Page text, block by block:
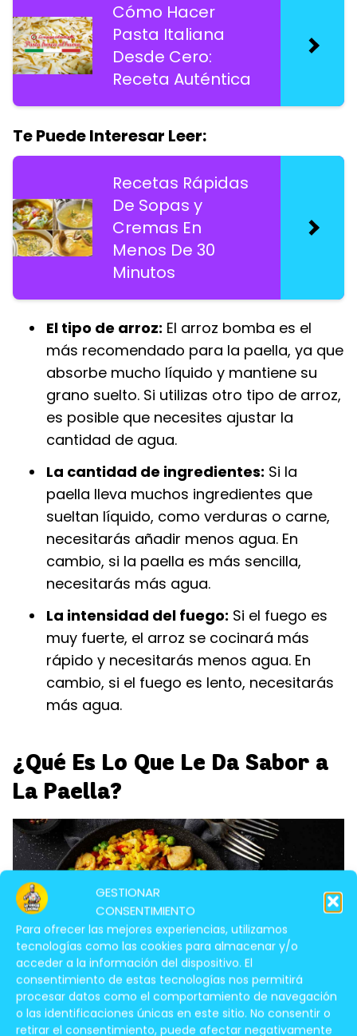
GESTIONAR
CONSENTIMIENTO
Para ofrecer las mejores experiencias, utilizamos
tecnologías como las cookies para almacenar y/o
acceder a la información del dispositivo. El
consentimiento de estas tecnologías nos permitirá
procesar datos como el comportamiento de navegación
o las identificaciones únicas en este sitio. No consentir o
retirar el consentimiento, puede afectar negativamente
Cómo Hacer
Pasta Italiana
Desde Cero:
Receta Auténtica
Te Puede Interesar Leer:
Recetas Rápidas
De Sopas y
Cremas En
Menos De 30
Minutos
El tipo de arroz: El arroz bomba es el
más recomendado para la paella, ya que
absorbe mucho líquido y mantiene su
grano suelto. Si utilizas otro tipo de arroz,
es posible que necesites ajustar la
cantidad de agua.
La cantidad de ingredientes: Si la
paella lleva muchos ingredientes que
sueltan líquido, como verduras o carne,
necesitarás añadir menos agua. En
cambio, si la paella es más sencilla,
necesitarás más agua.
La intensidad del fuego: Si el fuego es
muy fuerte, el arroz se cocinará más
rápido y necesitarás menos agua. En
cambio, si el fuego es lento, necesitarás
más agua.
¿Qué Es Lo Que Le Da Sabor a
La Paella?